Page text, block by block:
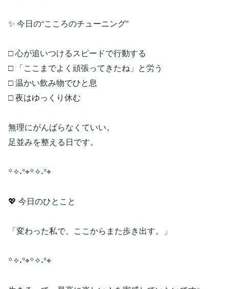
✨ 今日の“こころのチューニング”
□ 心が追いつけるスピードで行動する
□ 「ここまでよく頑張ってきたね」と労う
□ 温かい飲み物でひと息
□ 夜はゆっくり休む
無理にがんばらなくていい。
足並みを整える日です。
꙳✧˖°⌖꙳✧˖°⌖
💖 今日のひとこと
「変わった私で、ここからまた歩き出す。」
꙳✧˖°⌖꙳✧˖°⌖